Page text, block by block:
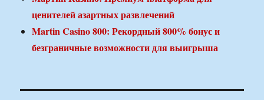
ценителей азартных развлечений
Martin Casino 800: Рекордный 800% бонус и
безграничные возможности для выигрыша